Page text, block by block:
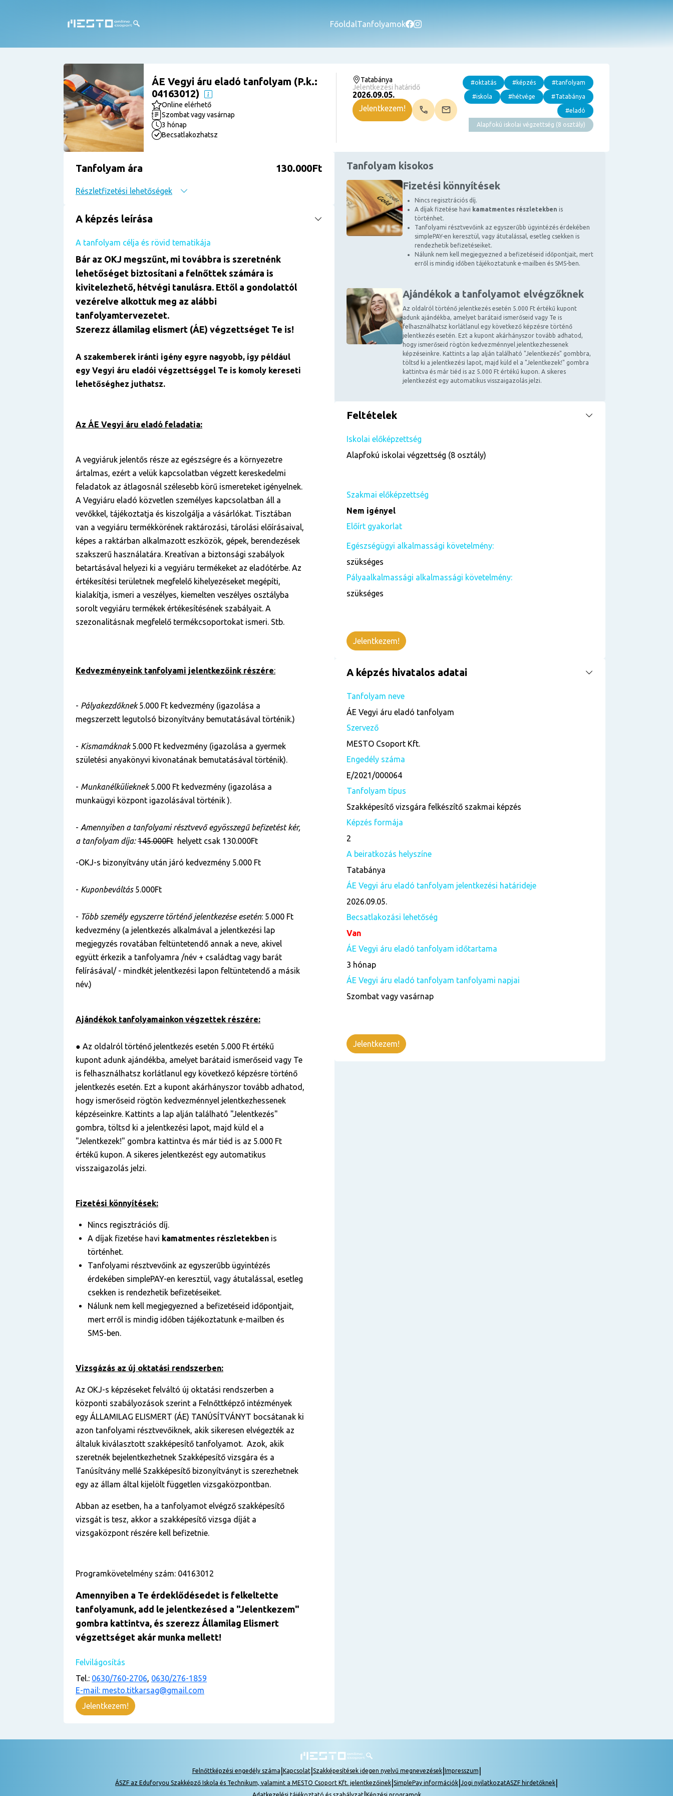
Főoldal Tanfolyamok
ÁE Vegyi áru eladó tanfolyam (P.k.:
04163012)
Online elérhető
Szombat vagy vasárnap
3 hónap
Becsatlakozhatsz
Tatabánya
Jelentkezési határidő
2026.09.05.
Jelentkezem!
#oktatás #képzés #tanfolyam
#iskola #hétvége #Tatabánya
#eladó
Alapfokú iskolai végzettség (8 osztály)
Tanfolyam ára 130.000Ft
Részletfizetési lehetőségek
A képzés leírása
A tanfolyam célja és rövid tematikája
Bár az OKJ megszűnt, mi továbbra is szeretnénk
lehetőséget biztosítani a felnőttek számára is
kivitelezhető, hétvégi tanulásra. Ettől a gondolattól
vezérelve alkottuk meg az alábbi
tanfolyamtervezetet.
Szerezz államilag elismert (ÁE) végzettséget Te is!
A szakemberek iránti igény egyre nagyobb, így például
egy Vegyi áru eladói végzettséggel Te is komoly kereseti
lehetőséghez juthatsz.
Az ÁE Vegyi áru eladó feladatia:
A vegyiáruk jelentős része az egészségre és a környezetre
ártalmas, ezért a velük kapcsolatban végzett kereskedelmi
feladatok az átlagosnál szélesebb körű ismereteket igényelnek.
A Vegyiáru eladó közvetlen személyes kapcsolatban áll a
vevőkkel, tájékoztatja és kiszolgálja a vásárlókat. Tisztában
van a vegyiáru termékkörének raktározási, tárolási előírásaival,
képes a raktárban alkalmazott eszközök, gépek, berendezések
szakszerű használatára. Kreatívan a biztonsági szabályok
betartásával helyezi ki a vegyiáru termékeket az eladótérbe. Az
értékesítési területnek megfelelő kihelyezéseket megépíti,
kialakítja, ismeri a veszélyes, kiemelten veszélyes osztályba
sorolt vegyiáru termékek értékesítésének szabályait. A
szezonalitásnak megfelelő termékcsoportokat ismeri. Stb.
Kedvezményeink tanfolyami jelentkezőink részére:
- Pályakezdőknek5.000 Ft kedvezmény (igazolása a
megszerzett legutolsó bizonyítvány bemutatásával történik.)
- Kismamáknak5.000 Ft kedvezmény (igazolása a gyermek
születési anyakönyvi kivonatának bemutatásával történik).
- Munkanélkülieknek5.000 Ft kedvezmény (igazolása a
munkaügyi központ igazolásával történik ).
- Amennyiben a tanfolyami résztvevő egyösszegű befizetést kér,
a tanfolyam díja: 145.000Ft helyett csak 130.000Ft
-OKJ-s bizonyítvány után járó kedvezmény 5.000 Ft
- Kuponbeváltás5.000Ft
- Több személy egyszerre történő jelentkezése esetén: 5.000 Ft
kedvezmény (a jelentkezés alkalmával a jelentkezési lap
megjegyzés rovatában feltüntetendő annak a neve, akivel
együtt érkezik a tanfolyamra /név + családtag vagy barát
felírásával/ - mindkét jelentkezési lapon feltüntetendő a másik
név.)
Ajándékok tanfolyamainkon végzettek részére:
● Az oldalról történő jelentkezés esetén 5.000 Ft értékű
kupont adunk ajándékba, amelyet barátaid ismerőseid vagy Te
is felhasználhatsz korlátlanul egy következő képzésre történő
jelentkezés esetén. Ezt a kupont akárhányszor tovább adhatod,
hogy ismerőseid rögtön kedvezménnyel jelentkezhessenek
képzéseinkre. Kattints a lap alján található "Jelentkezés"
gombra, töltsd ki a jelentkezési lapot, majd küld el a
"Jelentkezek!" gombra kattintva és már tiéd is az 5.000 Ft
értékű kupon. A sikeres jelentkezést egy automatikus
visszaigazolás jelzi.
Fizetési könnyítések:
Nincs regisztrációs díj.
A díjak fizetése havi kamatmentes részletekben is
történhet.
Tanfolyami résztvevőink az egyszerűbb ügyintézés
érdekében simplePAY-en keresztül, vagy átutalással, esetleg
csekken is rendezhetik befizetéseiket.
Nálunk nem kell megjegyezned a befizetéseid időpontjait,
mert erről is mindig időben tájékoztatunk e-mailben és
SMS-ben.
Vizsgázás az új oktatási rendszerben:
Az OKJ-s képzéseket felváltó új oktatási rendszerben a
központi szabályozások szerint a Felnőttképző intézmények
egy ÁLLAMILAG ELISMERT (ÁE) TANÚSÍTVÁNYT bocsátanak ki
azon tanfolyami résztvevőiknek, akik sikeresen elvégezték az
általuk kiválasztott szakképesítő tanfolyamot. Azok, akik
szeretnék bejelentkezhetnek Szakképesítő vizsgára és a
Tanúsítvány mellé Szakképesítő bizonyítványt is szerezhetnek
egy az állam által kijelölt független vizsgaközpontban.
Abban az esetben, ha a tanfolyamot elvégző szakképesítő
vizsgát is tesz, akkor a szakképesítő vizsga díját a
vizsgaközpont részére kell befizetnie.
Programkövetelmény szám: 04163012
Amennyiben a Te érdeklődésedet is felkeltette
tanfolyamunk, add le jelentkezésed a "Jelentkezem"
gombra kattintva, és szerezz Államilag Elismert
végzettséget akár munka mellett!
Felvilágosítás
Tel.: 0630/760-2706, 0630/276-1859
E-mail: mesto.titkarsag@gmail.com
Jelentkezem!
Tanfolyam kisokos
Fizetési könnyítések
Nincs regisztrációs díj.
A díjak fizetése havi kamatmentes részletekben is
történhet.
Tanfolyami résztvevőink az egyszerűbb ügyintézés érdekében
simplePAY-en keresztül, vagy átutalással, esetleg csekken is
rendezhetik befizetéseiket.
Nálunk nem kell megjegyezned a befizetéseid időpontjait, mert
erről is mindig időben tájékoztatunk e-mailben és SMS-ben.
Ajándékok a tanfolyamot elvégzőknek
Az oldalról történő jelentkezés esetén 5.000 Ft értékű kupont
adunk ajándékba, amelyet barátaid ismerőseid vagy Te is
felhasználhatsz korlátlanul egy következő képzésre történő
jelentkezés esetén. Ezt a kupont akárhányszor tovább adhatod,
hogy ismerőseid rögtön kedvezménnyel jelentkezhessenek
képzéseinkre. Kattints a lap alján található "Jelentkezés" gombbra,
töltsd ki a jelentkezési lapot, majd küld el a "Jelentkezek!" gombra
kattintva és már tiéd is az 5.000 Ft értékű kupon. A sikeres
jelentkezést egy automatikus visszaigazolás jelzi.
Feltételek
Iskolai előképzettség
Alapfokú iskolai végzettség (8 osztály)
Szakmai előképzettség
Nem igényel
Előírt gyakorlat
Egészségügyi alkalmassági követelmény:
szükséges
Pályaalkalmassági alkalmassági követelmény:
szükséges
Jelentkezem!
A képzés hivatalos adatai
Tanfolyam neve
ÁE Vegyi áru eladó tanfolyam
Szervező
MESTO Csoport Kft.
Engedély száma
E/2021/000064
Tanfolyam típus
Szakképesítő vizsgára felkészítő szakmai képzés
Képzés formája
2
A beiratkozás helyszíne
Tatabánya
ÁE Vegyi áru eladó tanfolyam jelentkezési határideje
2026.09.05.
Becsatlakozási lehetőség
Van
ÁE Vegyi áru eladó tanfolyam időtartama
3 hónap
ÁE Vegyi áru eladó tanfolyam tanfolyami napjai
Szombat vagy vasárnap
Jelentkezem!
Felnőttképzési engedély száma Kapcsolat| Szakképesítések idegen nyelvű megnevezések| Impresszum
ÁSZF az Eduforyou Szakképző Iskola és Technikum, valamint a MESTO Csoport Kft. jelentkezőinek SimplePay információk Jogi nyilatkozatASZF hirdetőknek